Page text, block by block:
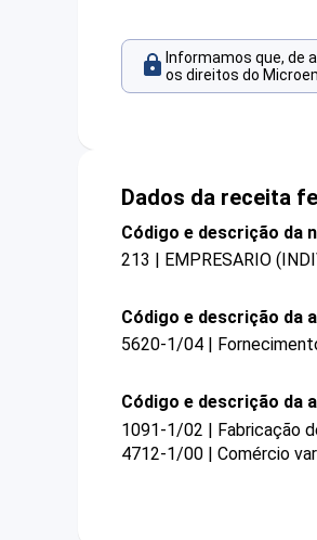
Informamos que, de
os direitos do
Dados da receita
Código e descrição da
213 | EMPRESARIO
Código e descrição da
5620-1/04 |
Código e descrição da
1091-1/02 | Fabricação
4712-1/00 | Comércio